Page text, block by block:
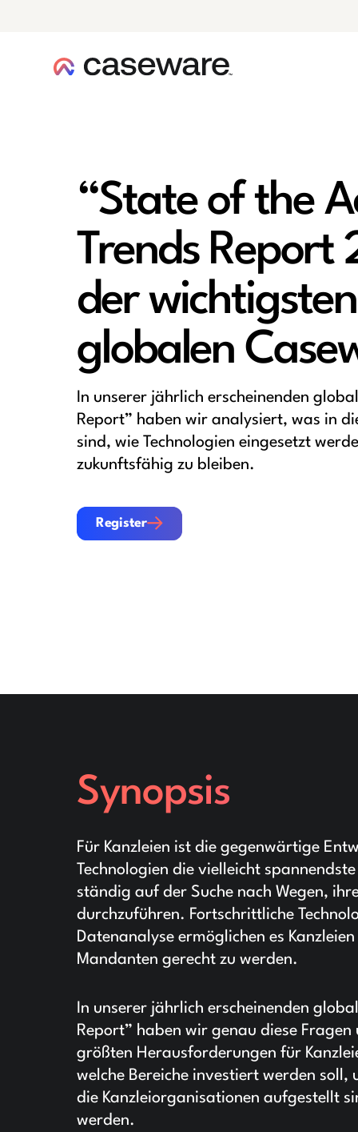
“State of the
Trends
der
globalen
In unserer jährlich erscheinenden
Report” haben wir analysiert, was in
sind, wie Technologien eingesetzt
zukunftsfähig zu bleiben.
Register
Register
Synopsis
Für Kanzleien ist die gegenwärtige
Technologien die vielleicht
ständig auf der Suche nach Wegen,
durchzuführen. Fortschrittliche
Datenanalyse ermöglichen es
Mandanten gerecht zu werden.
In unserer jährlich erscheinenden
Report” haben wir genau diese
größten Herausforderungen für
welche Bereiche investiert werden
die Kanzleiorganisationen aufgestellt
werden.